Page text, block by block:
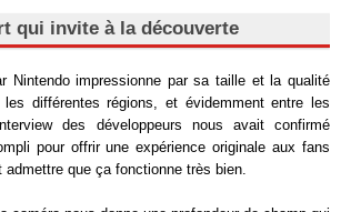
qui invite à la découverte
Nintendo impressionne par sa taille et la qualité
différentes régions, et évidemment entre les
des développeurs nous avait confirmé
pour offrir une expérience originale aux fans
que ça fonctionne très bien.